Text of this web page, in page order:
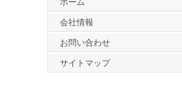
会社情報
お問い合わせ
サイトマップ